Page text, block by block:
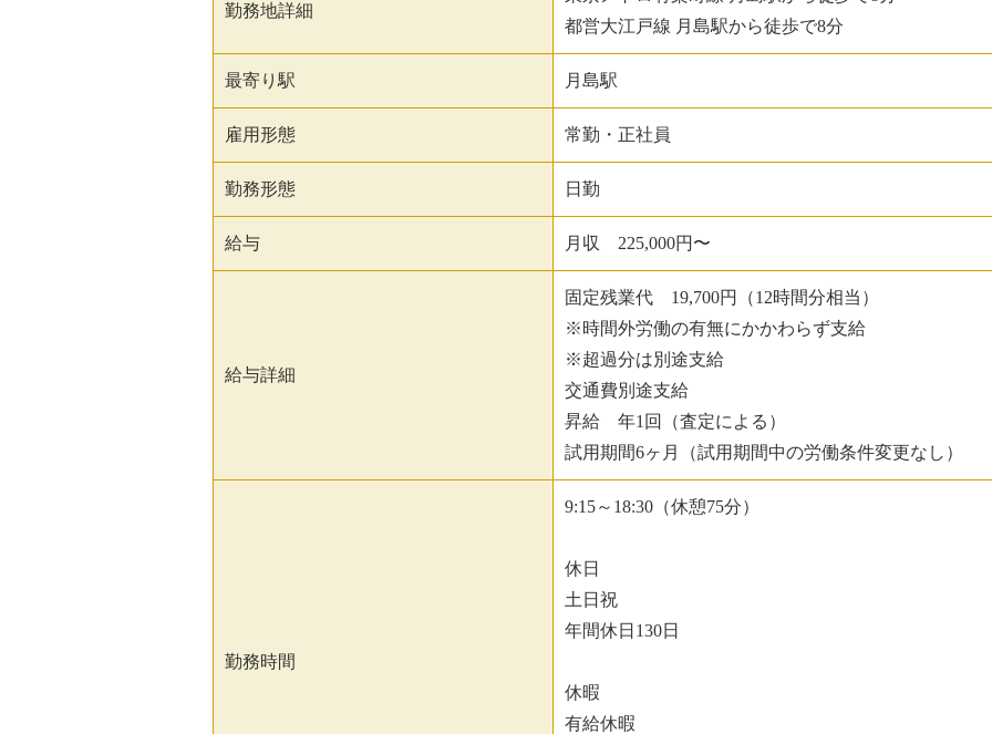
勤務地詳細
都営大江戸線 月島駅から徒歩で8分
最寄り駅 月島駅
雇用形態 常勤・正社員
勤務形態 日勤
給与 月収 225,000円〜
給与詳細
固定残業代 19,700円（12時間分相当）
※時間外労働の有無にかかわらず支給
※超過分は別途支給
交通費別途支給
昇給 年1回（査定による）
試用期間6ヶ月（試用期間中の労働条件変更なし）
勤務時間
9:15～18:30（休憩75分）
休日
土日祝
年間休日130日
休暇
有給休暇